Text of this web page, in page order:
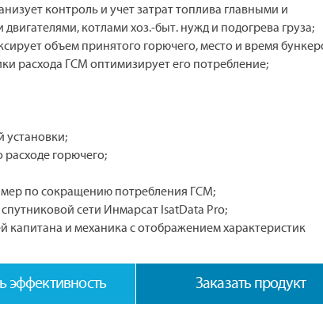
контроль и учет затрат топлива главными и
котлами хоз.-быт. нужд и подогрева груза;
объем принятого горючего, место и время
расхода ГСМ оптимизирует его потребление;
установки;
расходе горючего;
мер по сокращению потребления ГСМ;
сети Инмарсат IsatData Pro;
и механика с отображением характеристик
эффективность Заказать продукт